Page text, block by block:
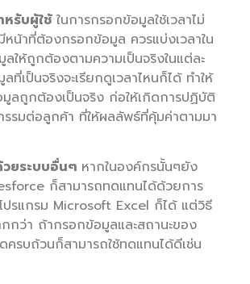
หรับผู้ใช้ ในการกรอกข้อมูลใช้เวลาไม่
น้าที่ต้องกรอกข้อมูล ควรแบ่งเวลาใน
ให้ถูกต้องตามความเป็นจริงในแต่ละ
ที่เป็นจริงจะเรียกดูเวลาไหนก็ได้ ทำให้
มูลถูกต้องเป็นจริง ก่อให้เกิดการปฏิบัติ
รรมต่อลูกค้า ที่ให้ผลลัพธ์ที่คุ้มค่าตามมา
ยระบบอื่นๆ หากในองค์กรนั้นๆยัง
ก็สามารถทดแทนได้ด้วยการ
ปรแกรม Microsoft Excel ก็ได้ แต่วิธี
กกว่า ถ้ากรอกข้อมูลและสถานะของ
ครบถ้วนก็สามารถใช้ทดแทนได้ดีเช่น